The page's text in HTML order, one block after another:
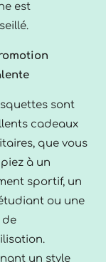
est
sont
cadeaux
que vous
à un
sportif, un
ou une
de
un style